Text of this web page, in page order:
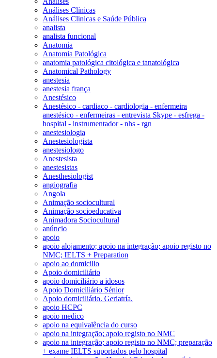
Análises Clínicas
Análises Clinicas e Saúde Pública
analista
analista funcional
Anatomia
Anatomia Patológica
anatomia patológica citológica e tanatológica
Anatomical Pathology
anestesia
anestesia frança
Anestésico
Anestésico - cardiaco - cardiologia - enfermeira
anestésico - enfermeiras - entrevista Skype - esfrega -
hospital - instrumentador - nhs - rgn
anestesiologia
Anestesiologista
anestesiologo
Anestesista
anestesistas
Anesthesiologist
angiografia
Angola
Animação sociocultural
Animação socioeducativa
Animadora Sociocultural
anúncio
apoio
apoio alojamento; apoio na integração; apoio registo no
NMC; IELTS + Preparation
apoio ao domicilio
Apoio domiciliário
apoio domiciliário a idosos
Apoio Domiciliário Sénior
Apoio domiciliário. Geriatría.
apoio HCPC
apoio medico
apoio na equivalência do curso
apoio na integração; apoio registo no NMC
apoio na integração; apoio registo no NMC; preparação
+ exame IELTS suportados pelo hospital